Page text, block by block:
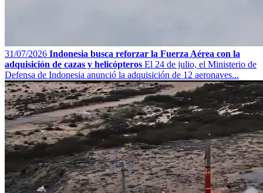
31/07/2026 Indonesia busca reforzar la Fuerza Aérea con la
adquisición de cazas y helicópteros El 24 de julio, el Ministerio de
Defensa de Indonesia anunció la adquisición de 12 aeronaves...